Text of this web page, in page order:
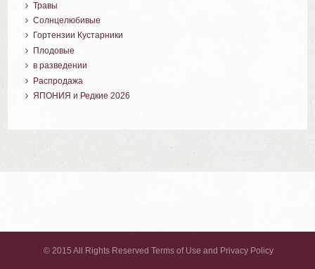
Травы
Солнцелюбивые
Гортензии Кустарники
Плодовые
в разведении
Распродажа
ЯПОНИЯ и Редкие 2026
© 2015 All Rights Reserved Terms of Use and Privacy Policy